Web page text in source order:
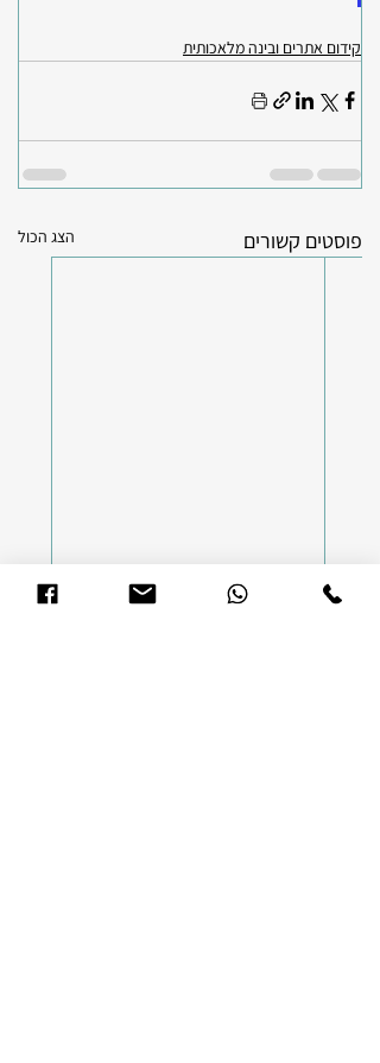
קידום אתרים ובינה מלאכותית
פוסטים קשורים הצג הכול